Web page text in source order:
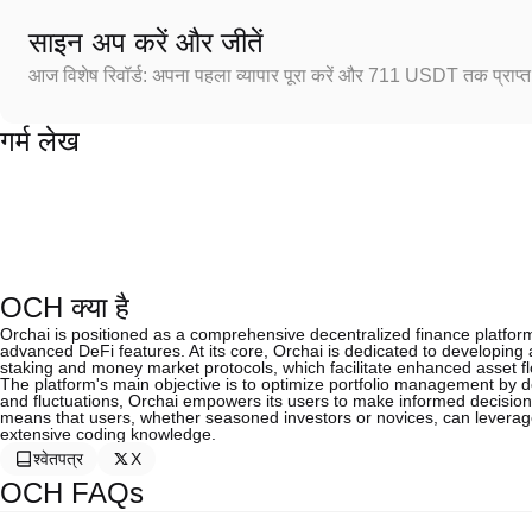
साइन अप करें और जीतें
आज विशेष रिवॉर्ड: अपना पहला व्यापार पूरा करें और 711 USDT तक
गर्म लेख
OCH क्या है
Orchai is positioned as a comprehensive decentralized finance
advanced DeFi features. At its core, Orchai is dedicated to
staking and money market protocols, which facilitate enhanced asset
The platform's main objective is to optimize portfolio management by
and fluctuations, Orchai empowers its users to make informed
means that users, whether seasoned investors or novices, can
extensive coding knowledge.
श्वेतपत्र
X
OCH FAQs